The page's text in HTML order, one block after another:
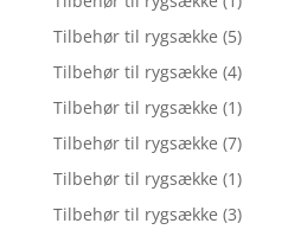
Tilbehør til rygsække (5)
Tilbehør til rygsække (4)
Tilbehør til rygsække (1)
Tilbehør til rygsække (7)
Tilbehør til rygsække (1)
Tilbehør til rygsække (3)